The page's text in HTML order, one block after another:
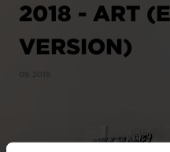
2018 - ART
VERSION)